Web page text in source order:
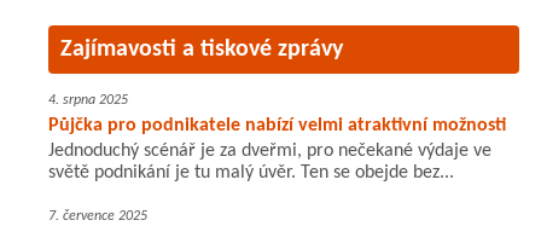
Zajímavosti a tiskové zprávy
4. srpna 2025
Půjčka pro podnikatele nabízí velmi atraktivní možnosti
Jednoduchý scénář je za dveřmi, pro nečekané výdaje ve
světě podnikání je tu malý úvěr. Ten se obejde bez...
7. července 2025